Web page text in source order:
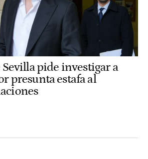
Sevilla pide investigar a
presunta estafa al